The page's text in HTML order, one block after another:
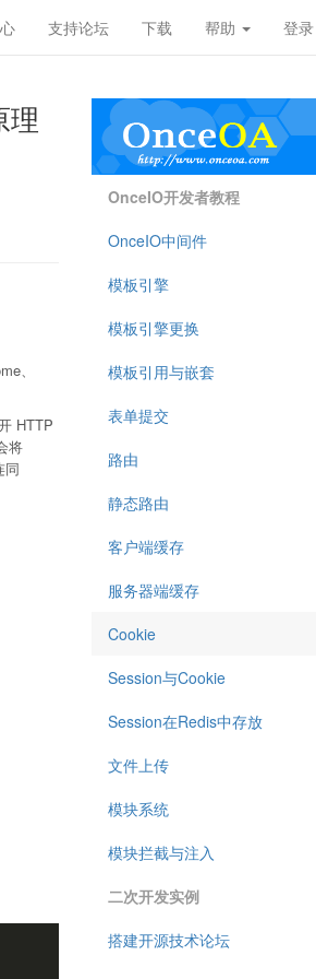
支持论坛 下载 帮助 登录
理
、
HTTP
将
同
OnceIO开发者教程
OnceIO中间件
模板引擎
模板引擎更换
模板引用与嵌套
表单提交
路由
静态路由
客户端缓存
服务器端缓存
Cookie
Session与Cookie
Session在Redis中存放
文件上传
模块系统
模块拦截与注入
二次开发实例
搭建开源技术论坛